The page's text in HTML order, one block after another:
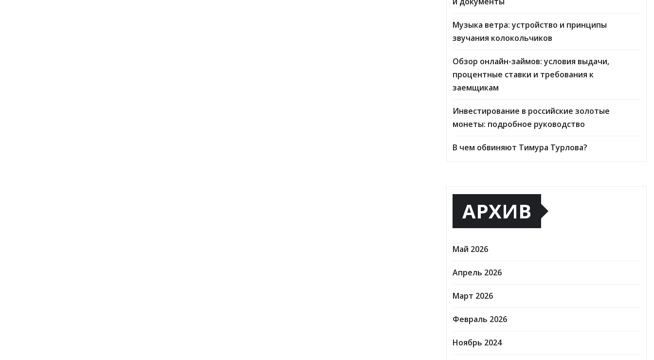
Музыка ветра: устройство и принципы
звучания колокольчиков
Обзор онлайн-займов: условия выдачи,
процентные ставки и требования к
заемщикам
Инвестирование в российские золотые
монеты: подробное руководство
В чем обвиняют Тимура Турлова?
АРХИВ
Май 2026
Апрель 2026
Март 2026
Февраль 2026
Ноябрь 2024